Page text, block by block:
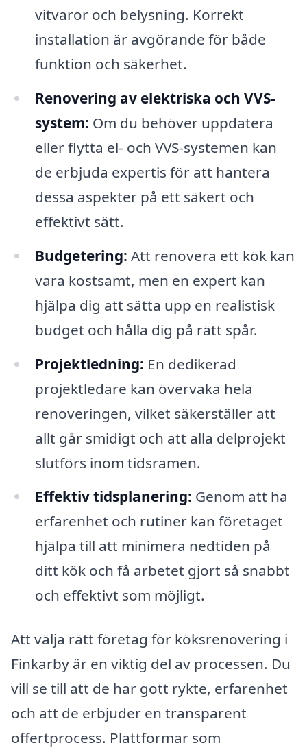
vitvaror och belysning. Korrekt
installation är avgörande för både
funktion och säkerhet.
Renovering av elektriska och VVS-
system: Om du behöver uppdatera
eller flytta el- och VVS-systemen kan
de erbjuda expertis för att hantera
dessa aspekter på ett säkert och
effektivt sätt.
Budgetering: Att renovera ett kök kan
vara kostsamt, men en expert kan
hjälpa dig att sätta upp en realistisk
budget och hålla dig på rätt spår.
Projektledning: En dedikerad
projektledare kan övervaka hela
renoveringen, vilket säkerställer att
allt går smidigt och att alla delprojekt
slutförs inom tidsramen.
Effektiv tidsplanering: Genom att ha
erfarenhet och rutiner kan företaget
hjälpa till att minimera nedtiden på
ditt kök och få arbetet gjort så snabbt
och effektivt som möjligt.
Att välja rätt företag för köksrenovering i
Finkarby är en viktig del av processen. Du
vill se till att de har gott rykte, erfarenhet
och att de erbjuder en transparent
offertprocess. Plattformar som